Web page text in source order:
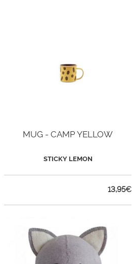
MUG - CAMP YELLOW
STICKY LEMON
13,95€